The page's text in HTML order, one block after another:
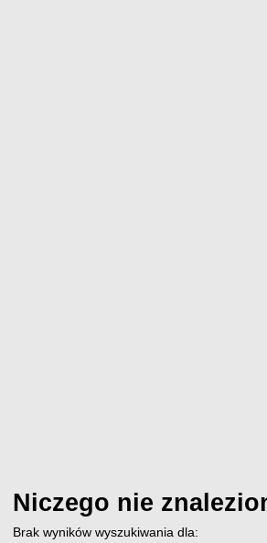
Niczego nie
Brak wyników wyszukiwania dla: